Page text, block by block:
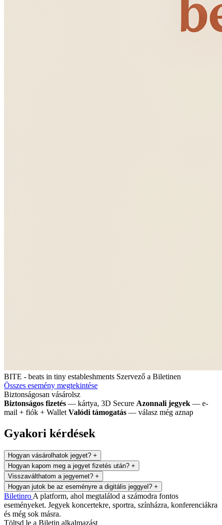
BITE - beats in tiny estableshments Szervező a Biletinen
Összes esemény megtekintése
Biztonságosan vásárolsz
Biztonságos fizetés — kártya, 3D Secure Azonnali jegyek — e-
mail + fiók + Wallet Valódi támogatás — válasz még aznap
Gyakori kérdések
Hogyan vásárolhatok jegyet? +
Hogyan kapom meg a jegyet fizetés után? +
Visszaválthatom a jegyemet? +
Hogyan jutok be az eseményre a digitális jeggyel? +
Biletinro A platform, ahol megtalálod a számodra fontos
eseményeket. Jegyek koncertekre, sportra, színházra, konferenciákra
és még sok másra.
Töltsd le a Biletin alkalmazást